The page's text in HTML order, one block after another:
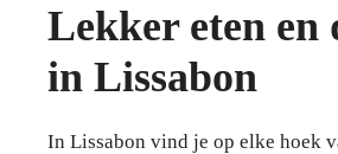
Lekker eten en
in Lissabon
In Lissabon vind je op elke hoek